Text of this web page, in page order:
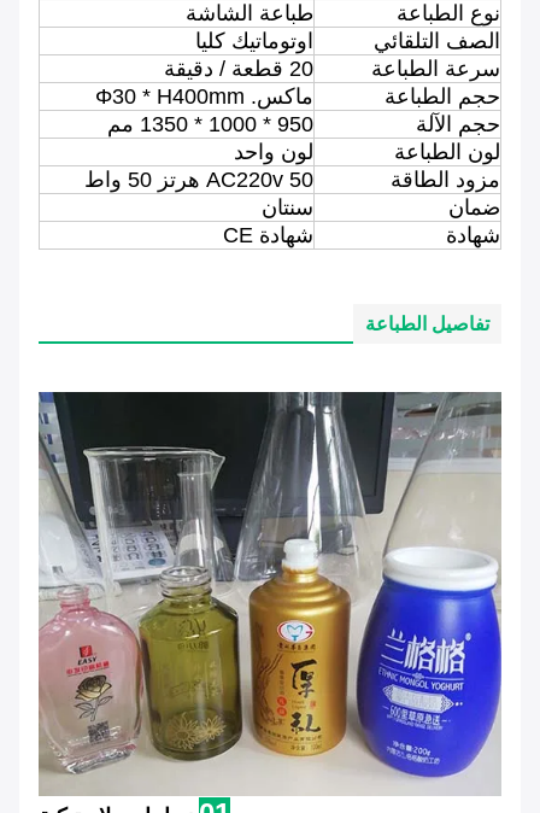
نوع الطباعة
طباعة الشاشة
الصف التلقائي
اوتوماتيك كليا
سرعة الطباعة
20 قطعة / دقيقة
حجم الطباعة
ماكس. Φ30 * H400mm
حجم الآلة
950 * 1000 * 1350 مم
لون الطباعة
لون واحد
مزود الطاقة
AC220v 50 هرتز 50 واط
ضمان
سنتان
شهادة
شهادة CE
تفاصيل الطباعة